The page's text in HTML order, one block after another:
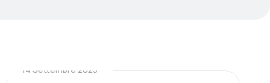
14 Settembre 2025